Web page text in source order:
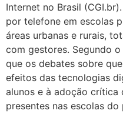
Internet no Brasil
por telefone em escolas
áreas urbanas e rurais,
com gestores. Segundo
que os debates sobre
efeitos das tecnologias
alunos e à adoção crítica
presentes nas escolas